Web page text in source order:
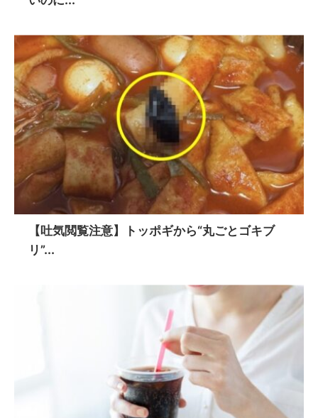
【吐気閲覧注意】トッポギから“丸ごとゴキブ
リ”...